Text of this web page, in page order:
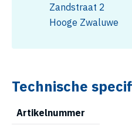
Zandstraat 2
Hooge Zwaluwe
Technische
Artikelnummer